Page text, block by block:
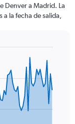
Denver a Madrid. La
la fecha de salida,